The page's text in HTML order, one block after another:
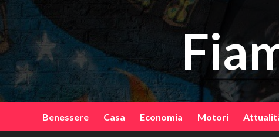
Vai
contenuto
Benessere Casa Economia Motori